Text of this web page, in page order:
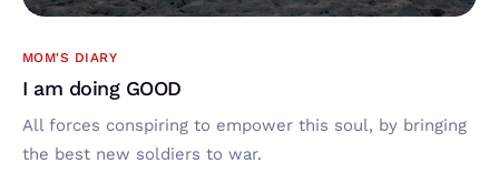
MOM'S DIARY
I am doing GOOD
All forces conspiring to empower this soul, by bringing
the best new soldiers to war.